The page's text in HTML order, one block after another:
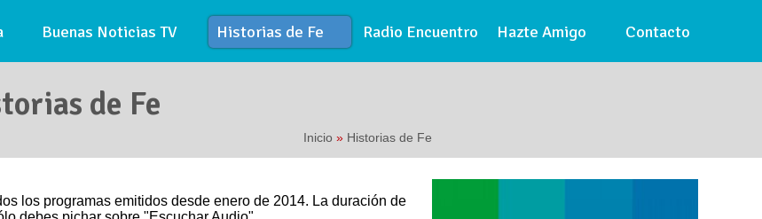
Buenas Noticias TV Historias de Fe Radio Encuentro Hazte Amigo Contacto
de Fe
Inicio » Historias de Fe
los programas emitidos desde enero de 2014. La duración de